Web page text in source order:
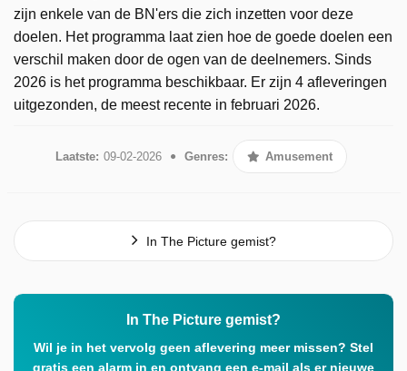
zijn enkele van de BN'ers die zich inzetten voor deze
doelen. Het programma laat zien hoe de goede doelen een
verschil maken door de ogen van de deelnemers. Sinds
2026 is het programma beschikbaar. Er zijn 4 afleveringen
uitgezonden, de meest recente in februari 2026.
Laatste: 09-02-2026 Genres: Amusement
In The Picture gemist?
In The Picture gemist?
Wil je in het vervolg geen aflevering meer missen? Stel
gratis een alarm in en ontvang een e-mail als er nieuwe